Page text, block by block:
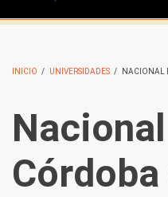
INICIO / UNIVERSIDADES / NACIONAL
Córdoba